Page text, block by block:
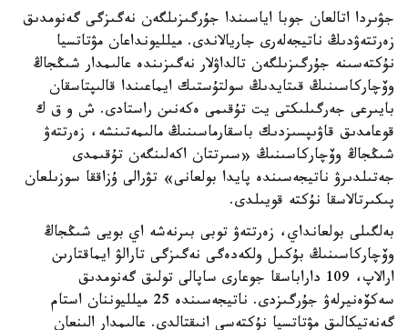
جۋىردا اتالعان جوبا اياسىندا جۇرگىزىلگەن نەگىزگى گەنومدىق
زەرتتەۋدىڭ ناتيجەلەرى جاريالاندى. ميلليونداعان مۋتاتسيا
نۇكتەسىنە جۇرگىزىلگەن تالداۋلار نەگىزىندە عالىمدار شىڭجاڭ
وۆچاركاسىنىڭ قىتايدىڭ سولتۇستىك ايماعىندا قالىپتاسقان
بايىرعى جەرگىلىكتى يت تۇقىمى ەكەنىن راستادى. ش و ق ك
قوعامدىق قاۋىپسىزدىك باسقارماسىنىڭ مالىمەتىنشە، زەرتتەۋ
شىڭجاڭ وۆچاركاسىنىڭ «سىرتتان اكەلىنگەن تۇقىمدى
جەتىلدىرۋ ناتيجەسىندە پايدا بولعانى» تۋرالى ۇزاققا سوزىلعان
پىكىرتالاسقا نۇكتە قويىلدى.
بەلگىلى بولعانداي، زەرتتەۋ توبى بىرنەشە اي بويى شىڭجاڭ
وۆچاركاسىنىڭ بۇكىل ولكەدەگى نەگىزگى تارالۋ ايماقتارىن
ارالاپ، 109 داراباسقا جوعارى ساپالى تولىق گەنومدىق
سەكۆەنيرلەۋ جۇرگىزدى. ناتيجەسىندە 25 ميلليوننان استام
گەنەتيكالىق مۋتاتسيا نۇكتەسى انىقتالدى. عالىمدار الىنعان